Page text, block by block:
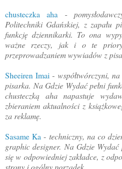
chusteczka aha -
Politechniki Gdańskiej, z zapału
funkcję dziennikarki. To ona
ważne rzeczy, jak i o te
przeprowadzaniem wywiadów z
Sheeiren Imai - współtwórczyni,
pisarka. Na Gdzie Wydać pełni
chusteczką aha napastuje
zbieraniem aktualności z
za reklamę.
Sasame Ka - techniczny, na co
graphic designer. Na Gdzie Wydać
się w odpowiedniej zakładce, z
strony i ogólny porządek.